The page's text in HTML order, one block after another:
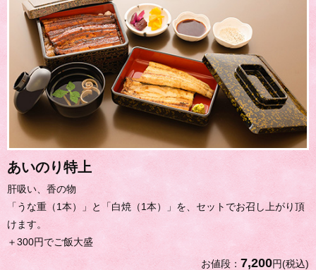
あいのり特上
肝吸い、香の物
「うな重（1本）」と「白焼（1本）」を、セットでお召し上がり頂
けます。
＋300円でご飯大盛
お値段： 7,200円(税込)